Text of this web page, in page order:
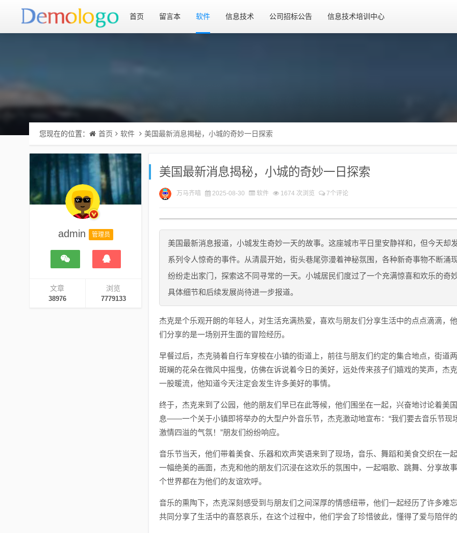
首页 留言本 软件 信息技术 公司招标公告 信息技术培训中心
您现在的位置： 首页 软件 美国最新消息揭秘，小城的奇妙一日探索
admin 管理员
文章
38976
浏览
7779133
美国最新消息揭秘，小城的奇妙一日探索
万马齐喑 2025-08-30 软件 1674 次浏览 7个评论
美国最新消息报道，小城发生奇妙一天的故事。这座城市平日里安静祥和，但今天却
系列令人惊奇的事件。从清晨开始，街头巷尾弥漫着神秘氛围，各种新奇事物不断涌
纷纷走出家门，探索这不同寻常的一天。小城居民们度过了一个充满惊喜和欢乐的奇
具体细节和后续发展尚待进一步报道。
杰克是个乐观开朗的年轻人，对生活充满热爱，喜欢与朋友们分享生活中的点点滴滴，
们分享的是一场别开生面的冒险经历。
早餐过后，杰克骑着自行车穿梭在小镇的街道上，前往与朋友们约定的集合地点，街道
斑斓的花朵在微风中摇曳，仿佛在诉说着今日的美好，远处传来孩子们嬉戏的笑声，杰
一股暖流，他知道今天注定会发生许多美好的事情。
终于，杰克来到了公园，他的朋友们早已在此等候，他们围坐在一起，兴奋地讨论着美
息——一个关于小镇即将举办的大型户外音乐节，杰克激动地宣布：“我们要去音乐节现
激情四溢的气氛！”朋友们纷纷响应。
音乐节当天，他们带着美食、乐器和欢声笑语来到了现场，音乐、舞蹈和美食交织在一
一幅绝美的画面，杰克和他的朋友们沉浸在这欢乐的氛围中，一起唱歌、跳舞、分享故
个世界都在为他们的友谊欢呼。
音乐的熏陶下，杰克深刻感受到与朋友们之间深厚的情感纽带，他们一起经历了许多难
共同分享了生活中的喜怒哀乐，在这个过程中，他们学会了珍惜彼此，懂得了爱与陪伴